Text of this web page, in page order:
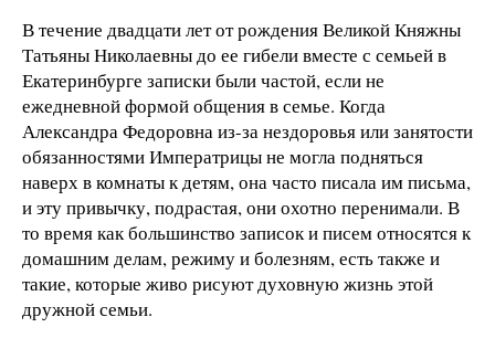
В течение двадцати лет от рождения Великой Княжны
Татьяны Николаевны до ее гибели вместе с семьей в
Екатеринбурге записки были частой, если не
ежедневной формой общения в семье. Когда
Александра Федоровна из-за нездоровья или занятости
обязанностями Императрицы не могла подняться
наверх в комнаты к детям, она часто писала им письма,
и эту привычку, подрастая, они охотно перенимали. В
то время как большинство записок и писем относятся к
домашним делам, режиму и болезням, есть также и
такие, которые живо рисуют духовную жизнь этой
дружной семьи.